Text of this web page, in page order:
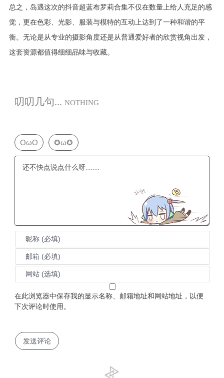
总之，岛遇这次的抖音超蓝布罗莉合集不仅在数量上给人充足的感
觉，更在色彩、光影、服装与模特的互动上达到了一种和谐的平
衡。无论是从专业的摄影角度还是从普通爱好者的欣赏视角出发，
这套资源都值得细细品味与收藏。
叨叨几句... NOTHING
OωO ✪ω✪
在此浏览器中保存我的显示名称、邮箱地址和网站地址，以便
下次评论时使用。